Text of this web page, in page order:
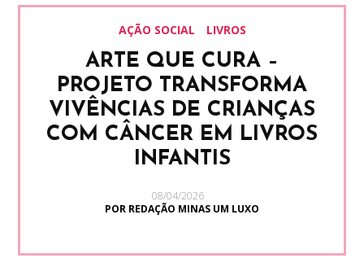
AÇÃO SOCIAL LIVROS
ARTE QUE CURA –
PROJETO TRANSFORMA
VIVÊNCIAS DE CRIANÇAS
COM CÂNCER EM LIVROS
INFANTIS
08/04/2026
POR REDAÇÃO MINAS UM LUXO